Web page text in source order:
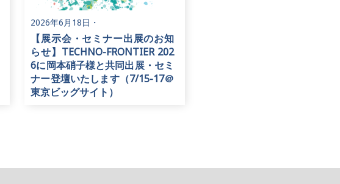
2026年6月18日 ・
【展示会・セミナー出展のお知
らせ】TECHNO-FRONTIER 202
6に岡本硝子様と共同出展・セミ
ナー登壇いたします（7/15-17＠
東京ビッグサイト）